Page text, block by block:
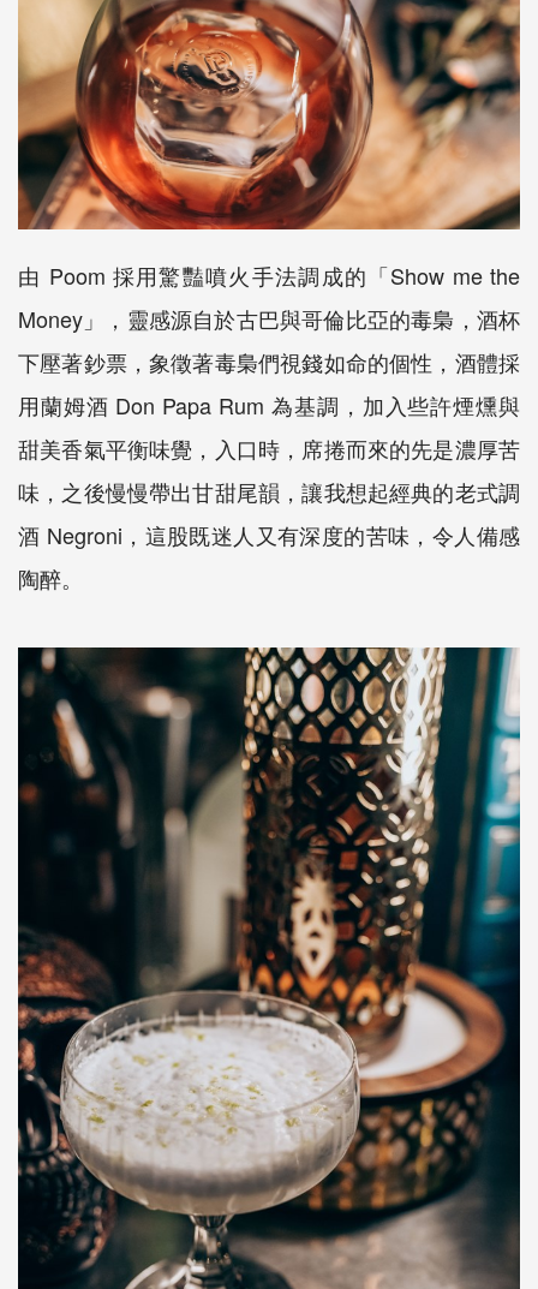
由 Poom 採用驚豔噴火手法調成的「Show me the
Money 」，靈感源自於古巴與哥倫比亞的毒梟，酒杯
下壓著鈔票，象徵著毒梟們視錢如命的個性，酒體採
用蘭姆酒 Don Papa Rum為基調，加入些許煙燻與
甜美香氣平衡味覺，入口時，席捲而來的先是濃厚苦
味，之後慢慢帶出甘甜尾韻，讓我想起經典的老式調
酒 Negroni ，這股既迷人又有深度的苦味，令人備感
陶醉。